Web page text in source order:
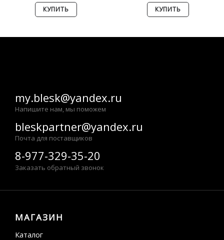
КУПИТЬ КУПИТЬ
my.blesk@yandex.ru
Напишите нам, мы поможем
bleskpartner@yandex.ru
Почта для поставщиков
8-977-329-35-20
Заказать обратный звонок
МАГАЗИН
Каталог